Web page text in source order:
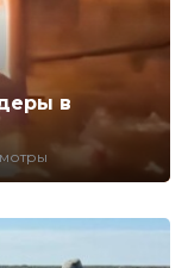
в